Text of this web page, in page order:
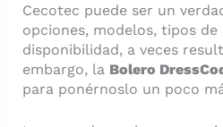
Cecotec puede ser un
opciones, modelos, tipos de
disponibilidad, a veces
embargo, la Bolero
para ponérnoslo un poco